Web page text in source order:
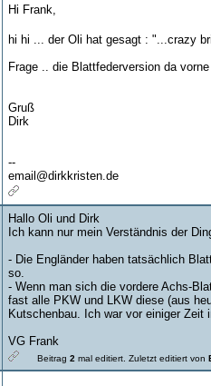
Hi Frank,
hi hi ... der Oli hat gesagt : "...crazy
Frage .. die Blattfederversion da
Gruß
Dirk
--
email@dirkkristen.de
Hallo Oli und Dirk
Ich kann nur mein Verständnis der
- Die Engländer haben tatsächlich
so.
- Wenn man sich die vordere Achs-
fast alle PKW und LKW diese (aus
Kutschenbau. Ich war vor einiger
VG Frank
Beitrag 2 mal editiert. Zuletzt editiert von